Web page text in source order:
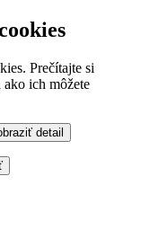
Prečítajte si
ich môžete
detail